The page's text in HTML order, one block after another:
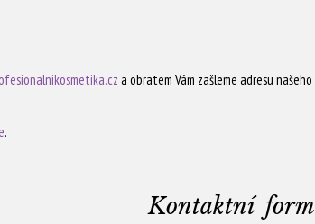
a obratem Vám zašleme adresu
.
Kontaktní